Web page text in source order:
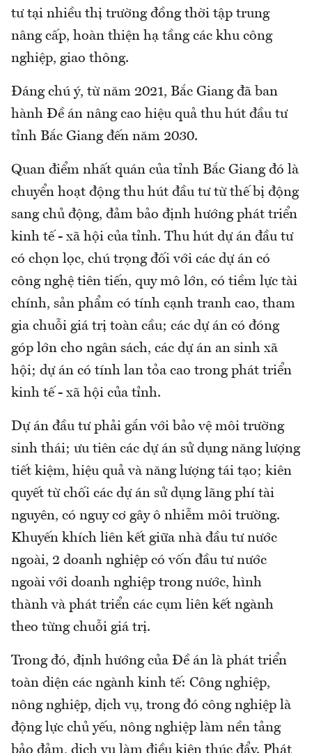
tư tại nhiều thị trường đồng thời tập trung
nâng cấp, hoàn thiện hạ tầng các khu công
nghiệp, giao thông.
Đáng chú ý, từ năm 2021, Bắc Giang đã ban
hành Đề án nâng cao hiệu quả thu hút đầu tư
tỉnh Bắc Giang đến năm 2030.
Quan điểm nhất quán của tỉnh Bắc Giang đó là
chuyển hoạt động thu hút đầu tư từ thế bị động
sang chủ động, đảm bảo định hướng phát triển
kinh tế - xã hội của tỉnh. Thu hút dự án đầu tư
có chọn lọc, chú trọng đối với các dự án có
công nghệ tiên tiến, quy mô lớn, có tiềm lực tài
chính, sản phẩm có tính cạnh tranh cao, tham
gia chuỗi giá trị toàn cầu; các dự án có đóng
góp lớn cho ngân sách, các dự án an sinh xã
hội; dự án có tính lan tỏa cao trong phát triển
kinh tế - xã hội của tỉnh.
Dự án đầu tư phải gắn với bảo vệ môi trường
sinh thái; ưu tiên các dự án sử dụng năng lượng
tiết kiệm, hiệu quả và năng lượng tái tạo; kiên
quyết từ chối các dự án sử dụng lãng phí tài
nguyên, có nguy cơ gây ô nhiễm môi trường.
Khuyến khích liên kết giữa nhà đầu tư nước
ngoài, 2 doanh nghiệp có vốn đầu tư nước
ngoài với doanh nghiệp trong nước, hình
thành và phát triển các cụm liên kết ngành
theo từng chuỗi giá trị.
Trong đó, định hướng của Đề án là phát triển
toàn diện các ngành kinh tế: Công nghiệp,
nông nghiệp, dịch vụ, trong đó công nghiệp là
động lực chủ yếu, nông nghiệp làm nền tảng